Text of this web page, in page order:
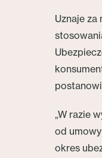
Uznaje za
„W razie
od
okres